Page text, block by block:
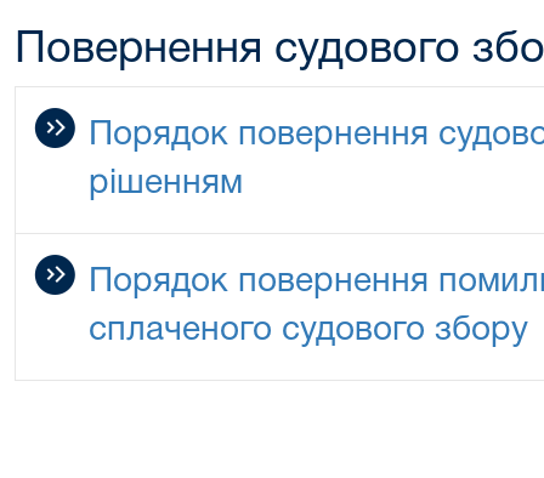
Повернення судового
Порядок повернення
рішенням
Порядок повернення
сплаченого судового збору